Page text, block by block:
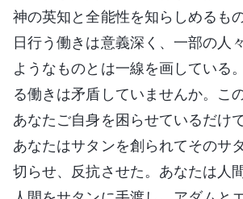
神の英知と全能性を知らしめるも
日行う働きは意義深く、一部の人
ようなものとは一線を画している
る働きは矛盾していませんか。こ
あなたご自身を困らせているだけ
あなたはサタンを創られてそのサ
切らせ、反抗させた。あなたは人